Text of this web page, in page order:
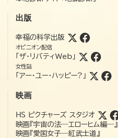
出版
幸福の科学出版
オピニオン配信
「ザ・リバティWeb」
女性誌
「アー・ユー・ハッピー?」
映画
HS ピクチャーズ スタジオ
映画『宇宙の法―エローヒム編―』
映画『愛国女子―紅武士道』